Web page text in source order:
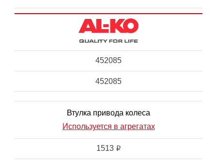
452085
452085
Втулка привода колеса
Используется в агрегатах
1513 i